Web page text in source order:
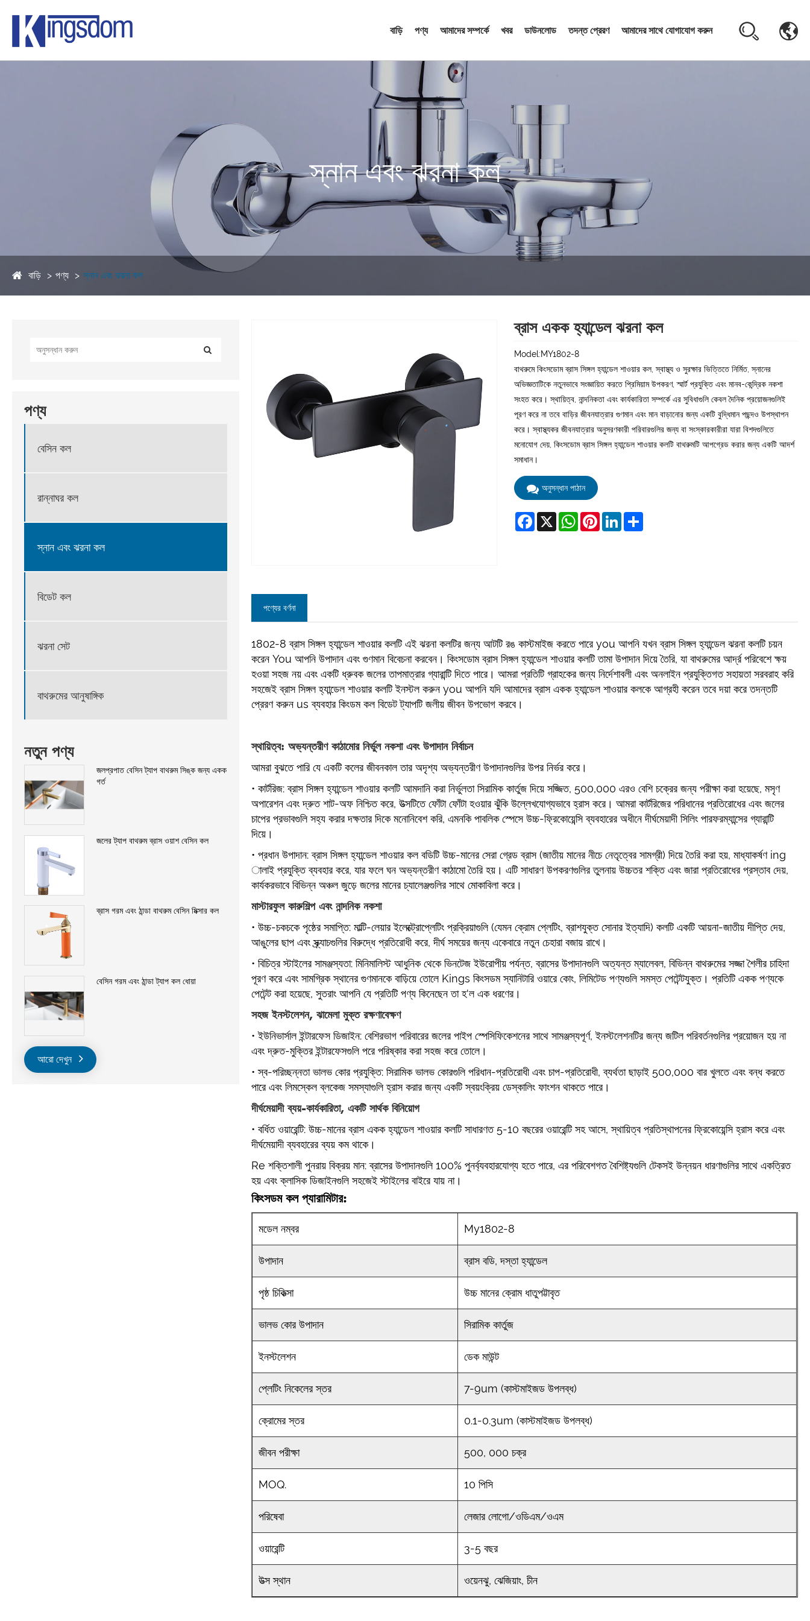
বাড়ি পণ্য আমাদের সম্পর্কে খবর ডাউনলোড তদন্ত প্রেরণ আমাদের সাথে যোগাযোগ করুন
স্নান এবং ঝরনা কল
বাড়ি পণ্য স্নান এবং ঝরনা কল
পণ্য
বেসিন কল
রান্নাঘর কল
স্নান এবং ঝরনা কল
বিডেট কল
ঝরনা সেট
বাথরুমের আনুষাঙ্গিক
নতুন পণ্য
জলপ্রপাত বেসিন ট্যাপ বাথরুম সিঙ্ক জন্য একক
গর্ত
জলের ট্যাপ বাথরুম ব্রাস ওয়াশ বেসিন কল
ব্রাস গরম এবং ঠান্ডা বাথরুম বেসিন মিক্সার কল
বেসিন গরম এবং ঠান্ডা ট্যাপ কল ধোয়া
আরো দেখুন
ব্রাস একক হ্যান্ডেল ঝরনা কল
Model:MY1802-8
বাথরুমে কিংসডোম ব্রাস সিঙ্গল হ্যান্ডেল শাওয়ার কল, স্বাস্থ্য ও সুরক্ষার ভিত্তিতে নির্মিত, স্নানের
অভিজ্ঞতাটিকে নতুনভাবে সংজ্ঞায়িত করতে প্রিমিয়াম উপকরণ, স্মার্ট প্রযুক্তি এবং মানব-কেন্দ্রিক নকশা
সংহত করে। স্থায়িত্ব, নান্দনিকতা এবং কার্যকারিতা সম্পর্কে এর সুবিধাগুলি কেবল দৈনিক প্রয়োজনগুলিই
পূরণ করে না তবে বাড়ির জীবনযাত্রার গুণমান এবং মান বাড়ানোর জন্য একটি বুদ্ধিমান পছন্দও উপস্থাপন
করে। স্বাস্থ্যকর জীবনযাত্রার অনুসরণকারী পরিবারগুলির জন্য বা সংস্কারকারীরা যারা বিশদগুলিতে
মনোযোগ দেয়, কিংসডোম ব্রাস সিঙ্গল হ্যান্ডেল শাওয়ার কলটি বাথরুমটি আপগ্রেড করার জন্য একটি আদর্শ
সমাধান।
অনুসন্ধান পাঠান
Facebook
X WhatsAppPinterestLinkedInShare
পণ্যের বর্ণনা
1802-8 ব্রাস সিঙ্গল হ্যান্ডেল শাওয়ার কলটি এই ঝরনা কলটির জন্য আটটি রঙ কাস্টমাইজ করতে পারে you আপনি যখন ব্রাস সিঙ্গল হ্যান্ডেল ঝরনা কলটি চয়ন
করেন You আপনি উপাদান এবং গুণমান বিবেচনা করবেন। কিংসডোম ব্রাস সিঙ্গল হ্যান্ডেল শাওয়ার কলটি তামা উপাদান দিয়ে তৈরি, যা বাথরুমের আর্দ্র পরিবেশে ক্ষয়
হওয়া সহজ নয় এবং একটি ধ্রুবক জলের তাপমাত্রার গ্যারান্টি দিতে পারে। আমরা প্রতিটি গ্রাহকের জন্য নির্দেশাবলী এবং অনলাইন প্রযুক্তিগত সহায়তা সরবরাহ করি
সহজেই ব্রাস সিঙ্গল হ্যান্ডেল শাওয়ার কলটি ইনস্টল করুন you আপনি যদি আমাদের ব্রাস একক হ্যান্ডেল শাওয়ার কলকে আগ্রহী করেন তবে দয়া করে তদন্তটি
প্রেরণ করুন us ব্যবহার কিংডম কল বিডেট ট্যাপটি জলীয় জীবন উপভোগ করবে।
স্থায়িত্ব: অভ্যন্তরীণ কাঠামোর নির্ভুল নকশা এবং উপাদান নির্বাচন
আমরা বুঝতে পারি যে একটি কলের জীবনকাল তার অদৃশ্য অভ্যন্তরীণ উপাদানগুলির উপর নির্ভর করে।
• কার্টরিজ: ব্রাস সিঙ্গল হ্যান্ডেল শাওয়ার কলটি আমদানি করা নির্ভুলতা সিরামিক কার্তুজ দিয়ে সজ্জিত, 500,000 এরও বেশি চক্রের জন্য পরীক্ষা করা হয়েছে, মসৃণ
অপারেশন এবং দ্রুত শাট-অফ নিশ্চিত করে, উত্সটিতে ফোঁটা ফোঁটা হওয়ার ঝুঁকি উল্লেখযোগ্যভাবে হ্রাস করে। আমরা কার্টরিজের পরিধানের প্রতিরোধের এবং জলের
চাপের প্রভাবগুলি সহ্য করার দক্ষতার দিকে মনোনিবেশ করি, এমনকি পাবলিক স্পেসে উচ্চ-ফ্রিকোয়েন্সি ব্যবহারের অধীনে দীর্ঘমেয়াদী সিলিং পারফরম্যান্সের গ্যারান্টি
দিয়ে।
• প্রধান উপাদান: ব্রাস সিঙ্গল হ্যান্ডেল শাওয়ার কল বডিটি উচ্চ-মানের সেরা গ্রেড ব্রাস (জাতীয় মানের নীচে নেতৃত্বের সামগ্রী) দিয়ে তৈরি করা হয়, মাধ্যাকর্ষণ ing
ালাই প্রযুক্তি ব্যবহার করে, যার ফলে ঘন অভ্যন্তরীণ কাঠামো তৈরি হয়। এটি সাধারণ উপকরণগুলির তুলনায় উচ্চতর শক্তি এবং জারা প্রতিরোধের প্রস্তাব দেয়,
কার্যকরভাবে বিভিন্ন অঞ্চল জুড়ে জলের মানের চ্যালেঞ্জগুলির সাথে মোকাবিলা করে।
মাস্টারফুল কারুশিল্প এবং নান্দনিক নকশা
• উচ্চ-চকচকে পৃষ্ঠের সমাপ্তি: মাল্টি-লেয়ার ইলেক্ট্রোপ্লেটিং প্রক্রিয়াগুলি (যেমন ক্রোম প্লেটিং, ব্রাশযুক্ত সোনার ইত্যাদি) কলটি একটি আয়না-জাতীয় দীপ্তি দেয়,
আঙুলের ছাপ এবং স্ক্র্যাচগুলির বিরুদ্ধে প্রতিরোধী করে, দীর্ঘ সময়ের জন্য একেবারে নতুন চেহারা বজায় রাখে।
• বিচিত্র স্টাইলের সামঞ্জস্যতা: মিনিমালিস্ট আধুনিক থেকে ভিনটেজ ইউরোপীয় পর্যন্ত, ব্রাসের উপাদানগুলি অত্যন্ত ম্যালেবল, বিভিন্ন বাথরুমের সজ্জা শৈলীর চাহিদা
পূরণ করে এবং সামগ্রিক স্থানের গুণমানকে বাড়িয়ে তোলে Kings কিংসডম স্যানিটারি ওয়ারে কোং, লিমিটেড পণ্যগুলি সমস্ত পেটেন্টযুক্ত। প্রতিটি একক পণ্যকে
পেটেন্ট করা হয়েছে, সুতরাং আপনি যে প্রতিটি পণ্য কিনেছেন তা হ'ল এক ধরণের।
সহজ ইনস্টলেশন, ঝামেলা মুক্ত রক্ষণাবেক্ষণ
• ইউনিভার্সাল ইন্টারফেস ডিজাইন: বেশিরভাগ পরিবারের জলের পাইপ স্পেসিফিকেশনের সাথে সামঞ্জস্যপূর্ণ, ইনস্টলেশনটির জন্য জটিল পরিবর্তনগুলির প্রয়োজন হয় না
এবং দ্রুত-মুক্তির ইন্টারফেসগুলি পরে পরিষ্কার করা সহজ করে তোলে।
• স্ব-পরিচ্ছন্নতা ভালভ কোর প্রযুক্তি: সিরামিক ভালভ কোরগুলি পরিধান-প্রতিরোধী এবং চাপ-প্রতিরোধী, ব্যর্থতা ছাড়াই 500,000 বার খুলতে এবং বন্ধ করতে
পারে এবং লিমস্কেল ব্লকেজ সমস্যাগুলি হ্রাস করার জন্য একটি স্বয়ংক্রিয় ডেস্কালিং ফাংশন থাকতে পারে।
দীর্ঘমেয়াদী ব্যয়-কার্যকারিতা, একটি সার্থক বিনিয়োগ
• বর্ধিত ওয়ারেন্টি: উচ্চ-মানের ব্রাস একক হ্যান্ডেল শাওয়ার কলটি সাধারণত 5-10 বছরের ওয়ারেন্টি সহ আসে, স্থায়িত্ব প্রতিস্থাপনের ফ্রিকোয়েন্সি হ্রাস করে এবং
দীর্ঘমেয়াদী ব্যবহারের ব্যয় কম থাকে।
Re শক্তিশালী পুনরায় বিক্রয় মান: ব্রাসের উপাদানগুলি 100% পুনর্ব্যবহারযোগ্য হতে পারে, এর পরিবেশগত বৈশিষ্ট্যগুলি টেকসই উন্নয়ন ধারণাগুলির সাথে একত্রিত
হয় এবং ক্লাসিক ডিজাইনগুলি সহজেই স্টাইলের বাইরে যায় না।
কিংসডম কল প্যারামিটার:
মডেল নম্বর My1802-8
উপাদান ব্রাস বডি, দস্তা হ্যান্ডেল
পৃষ্ঠ চিকিত্সা উচ্চ মানের ক্রোম ধাতুপট্টাবৃত
ভালভ কোর উপাদান সিরামিক কার্তুজ
ইনস্টলেশন ডেক মাউন্ট
প্লেটিং নিকেলের স্তর 7-9um (কাস্টমাইজড উপলব্ধ)
ক্রোমের স্তর 0.1-0.3um (কাস্টমাইজড উপলব্ধ)
জীবন পরীক্ষা 500, 000 চক্র
MOQ. 10 পিসি
পরিষেবা লেজার লোগো/ওডিএম/ওএম
ওয়ারেন্টি 3-5 বছর
উত্স স্থান ওয়েনঝু, ঝেজিয়াং, চীন